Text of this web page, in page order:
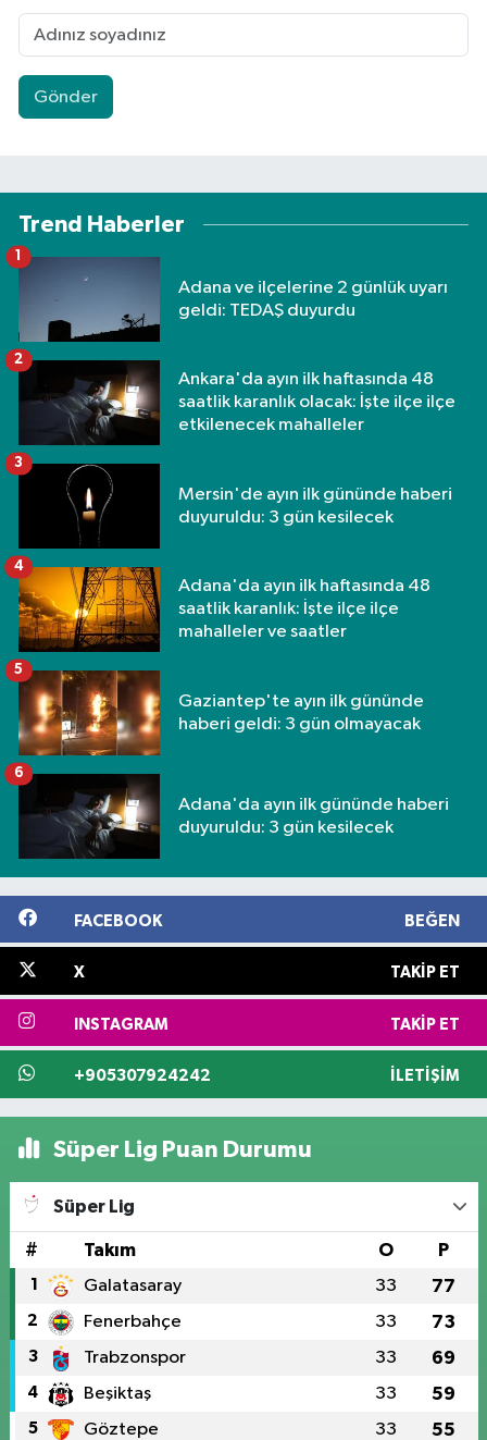
Gönder
Trend Haberler
Adana ve ilçelerine 2 günlük uyarı
geldi: TEDAŞ duyurdu
1
Ankara'da ayın ilk haftasında 48
saatlik karanlık olacak: İşte ilçe ilçe
etkilenecek mahalleler
2
Mersin'de ayın ilk gününde haberi
duyuruldu: 3 gün kesilecek
3
Adana'da ayın ilk haftasında 48
saatlik karanlık: İşte ilçe ilçe
mahalleler ve saatler
4
Gaziantep'te ayın ilk gününde
haberi geldi: 3 gün olmayacak
5
Adana'da ayın ilk gününde haberi
duyuruldu: 3 gün kesilecek
6
FACEBOOK BEĞEN
X TAKIP ET
INSTAGRAM TAKIP ET
+905307924242 İLETIŞIM
Süper Lig Puan Durumu
Süper Lig
# Takım O P
1 Galatasaray 33 77
2 Fenerbahçe 33 73
3 Trabzonspor 33 69
4 Beşiktaş 33 59
5 Göztepe 33 55